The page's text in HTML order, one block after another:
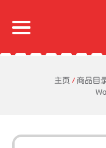
主页 /商品目